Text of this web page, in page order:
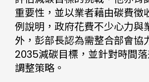
重要性，並以業者藉由碳費徵
例說明，政府花費不少心力與
外，彭部長認為需整合部會協
2035減碳目標，並針對時間
調整策略。